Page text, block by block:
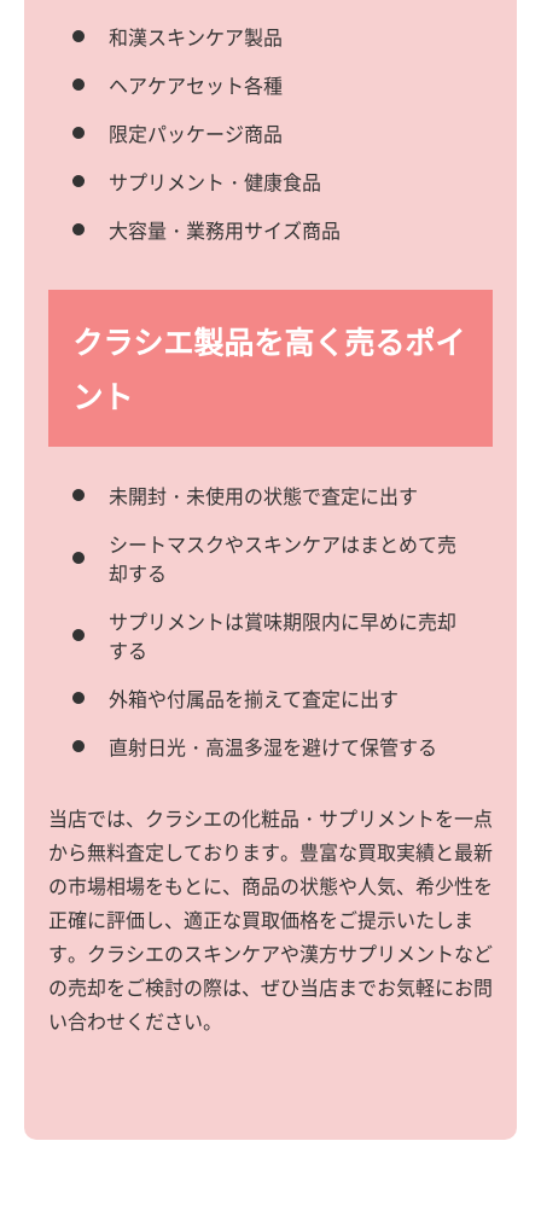
和漢スキンケア製品
ヘアケアセット各種
限定パッケージ商品
サプリメント・健康食品
大容量・業務用サイズ商品
クラシエ製品を高く売るポイ
ント
未開封・未使用の状態で査定に出す
シートマスクやスキンケアはまとめて売
却する
サプリメントは賞味期限内に早めに売却
する
外箱や付属品を揃えて査定に出す
直射日光・高温多湿を避けて保管する
当店では、クラシエの化粧品・サプリメントを一点
から無料査定しております。豊富な買取実績と最新
の市場相場をもとに、商品の状態や人気、希少性を
正確に評価し、適正な買取価格をご提示いたしま
す。クラシエのスキンケアや漢方サプリメントなど
の売却をご検討の際は、ぜひ当店までお気軽にお問
い合わせください。